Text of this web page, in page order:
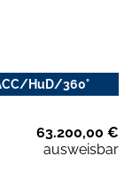
HuD/360°
63.200,00 €
ausweisbar